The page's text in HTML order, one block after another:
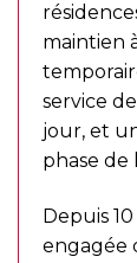
maintien
service
jour, et
phase de
Depuis
engagée